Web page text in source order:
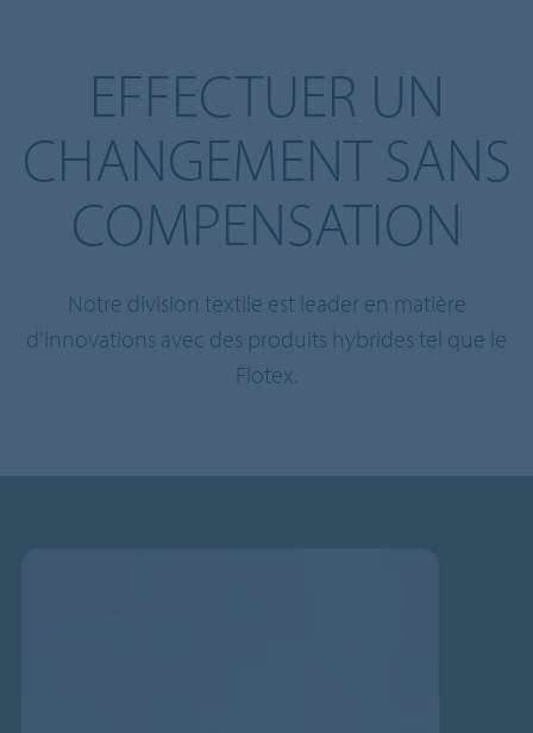
EFFECTUER UN
CHANGEMENT SANS
COMPENSATION
Notre division textile est leader en matière
d'innovations avec des produits hybrides tel que le
Flotex.